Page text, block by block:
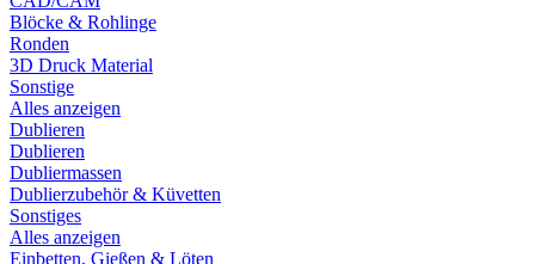
Blöcke & Rohlinge
Ronden
3D Druck Material
Sonstige
Alles anzeigen
Dublieren
Dublieren
Dubliermassen
Dublierzubehör & Küvetten
Sonstiges
Alles anzeigen
Einbetten, Gießen & Löten